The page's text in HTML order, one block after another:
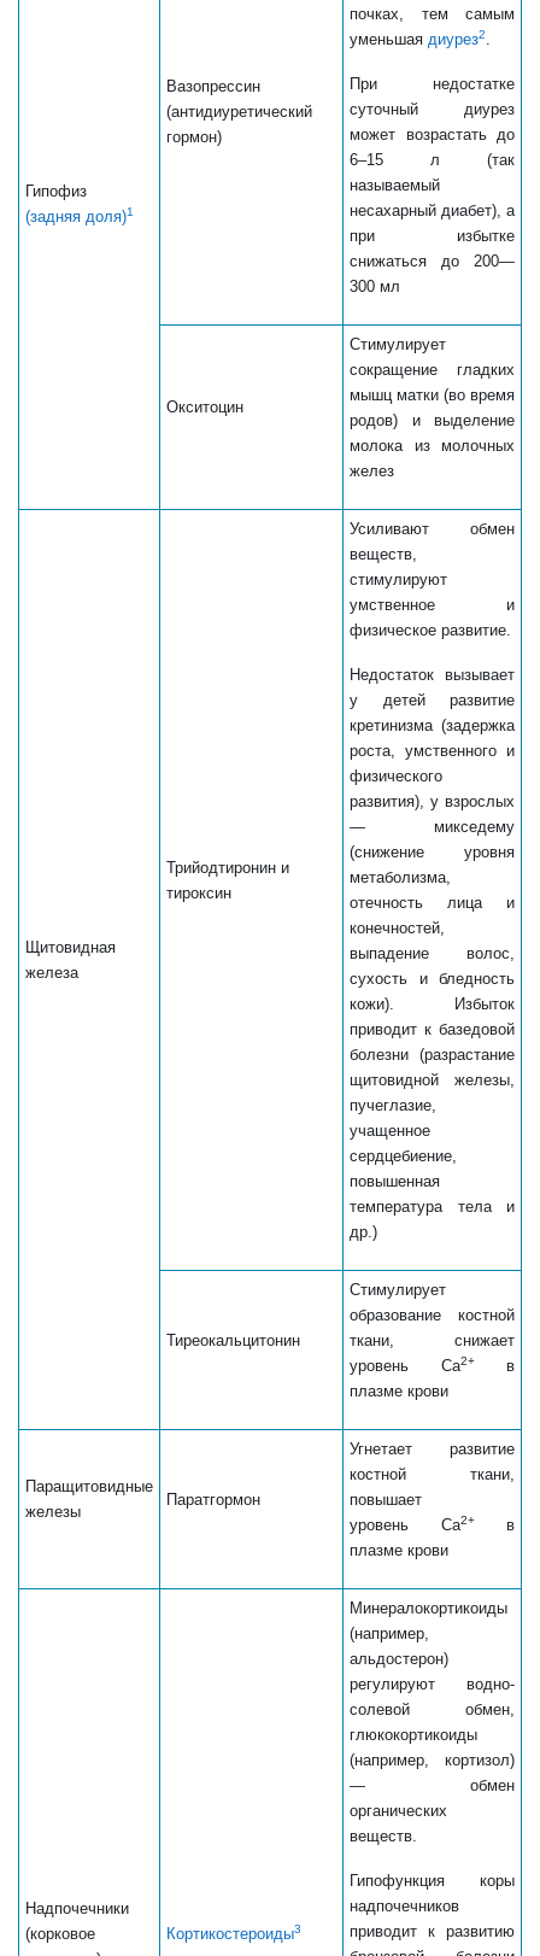
Гипофиз
(задняя доля)1
Вазопрессин
(антидиуретический
гормон)
почках, тем самым
уменьшая диурез2.
При недостатке
суточный диурез
может возрастать до
6–15 л (так
называемый
несахарный диабет), а
при избытке
снижаться до 200—
300 мл
Окситоцин
Стимулирует
сокращение гладких
мышц матки (во время
родов) и выделение
молока из молочных
желез
Щитовидная
железа
Трийодтиронин и
тироксин
Усиливают обмен
веществ,
стимулируют
умственное и
физическое развитие.
Недостаток вызывает
у детей развитие
кретинизма (задержка
роста, умственного и
физического
развития), у взрослых
— микседему
(снижение уровня
метаболизма,
отечность лица и
конечностей,
выпадение волос,
сухость и бледность
кожи). Избыток
приводит к базедовой
болезни (разрастание
щитовидной железы,
пучеглазие,
учащенное
сердцебиение,
повышенная
температура тела и
др.)
Тиреокальцитонин
Стимулирует
образование костной
ткани, снижает
уровень Са2+в
плазме крови
Паращитовидные
железы
Паратгормон
Угнетает развитие
костной ткани,
повышает
уровень Са2+в
плазме крови
Надпочечники
(корковое
Кортикостероиды3
Минералокортикоиды
(например,
альдостерон)
регулируют водно-
солевой обмен,
глюкокортикоиды
(например, кортизол)
— обмен
органических
веществ.
Гипофункция коры
надпочечников
приводит к развитию